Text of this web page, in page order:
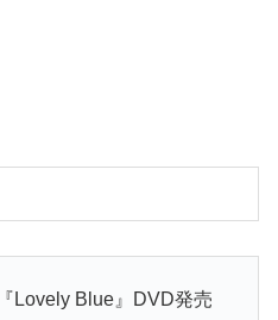
Lovely Blue』DVD発売